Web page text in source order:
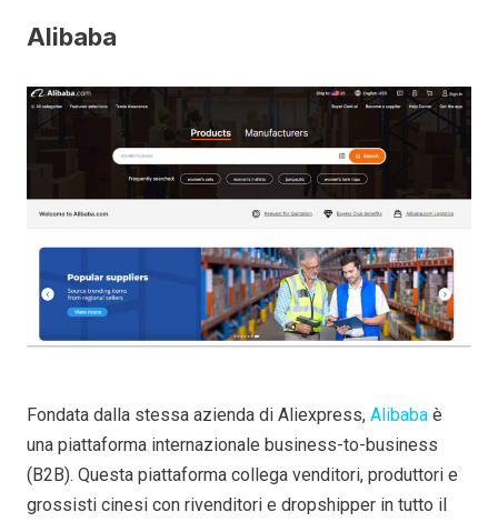
Alibaba
Fondata dalla stessa azienda di Aliexpress, Alibaba è
una piattaforma internazionale business-to-business
(B2B). Questa piattaforma collega venditori, produttori e
grossisti cinesi con rivenditori e dropshipper in tutto il